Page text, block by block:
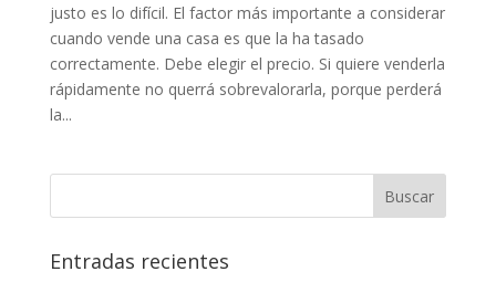
justo es lo difícil. El factor más importante a considerar
cuando vende una casa es que la ha tasado
correctamente. Debe elegir el precio. Si quiere venderla
rápidamente no querrá sobrevalorarla, porque perderá
la...
Entradas recientes